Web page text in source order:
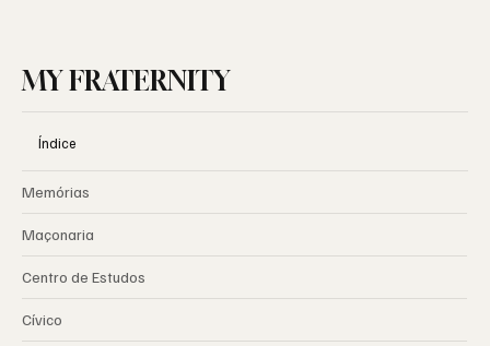
MY FRATERNITY
Índice
Memórias
Maçonaria
Centro de Estudos
Cívico